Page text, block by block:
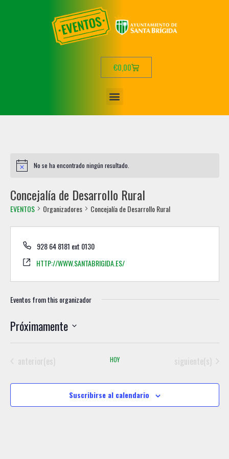
€0,00
No se ha encontrado ningún resultado.
Concejalía de Desarrollo Rural
EVENTOS Organizadores Concejalía de Desarrollo Rural
928 64 8181 ext 0130
HTTP://WWW.SANTABRIGIDA.ES/
Eventos from this organizador
Próximamente
S
l
c
Eventos
anterior(es) HOY Eventos
siguiente(s)
Suscribirse al calendario